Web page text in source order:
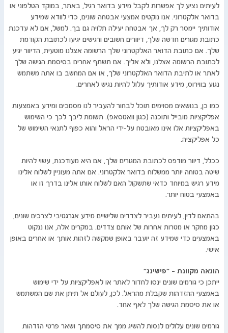
לעיתים נציע לך אפשרות לקבל מידע בדואר רגיל, באתר, במוקד הטלפוני או
בדואר אלקטרוני. אנו נוקטים אמצעי אבטחה שונים, כדי לוודא שמידע
אודותיך יימסר רק לך, אך אבטחה יעילה תלויה גם בך. למשל, אם לא עדכנת
כתובת מגורים חדשה שלך, דיוורים חשובים ורגישים יגיעו לכתובת הקודמת
שלך. אם כתובת הדואר האלקטרוני שלך הרשומה אצלנו מוטעית, הדיוור יגיע
לכתובת הרשומה אצלנו, ולא אליך. אם תשתף אחרים בסיסמת הגישה שלך
לאתר או לתיבת הדואר האלקטרוני שלך, או אם המחשב בו אתה משתמש
נגוע בווירוס, מידע אודותיך עלול להיות נגיש לאחרים.
כמו כן, בנושאים מסוימים תוכל לבחור להעביר לנו מסמכים ומידע באמצעות
אפליקציות מובייל ותוכנה (כגון וואטסאפ). תשומת ליבך לכך כי השימוש
באפליקציות אלו אינו מאובטח על-ידי הראל והוא כפוף לתנאי השימוש של
כל אפליקציה.
ככלל, דיוור מודפס לכתובת המגורים שלך, אם היא מעודכנת, עשוי להיות
שיטה בטוחה יותר ממשלוח בדואר אלקטרוני. אם אתה מעוניין לשלוח אלינו
מידע רגיש במיוחד כדאי שתשקול האם לשלוח אותו אלינו בדרך זו או
באמצעי בטוח יותר.
בהתאם לדין, לעיתים נעביר לצדדים שלישיים מידע אגרגטיבי לצרכים שונים,
כגון מחקר או מטרות אחרות של אותם צדדים. במקרים אלה, אנו ננקוט
באמצעים כדי שמידע זה יועבר באופן שמקשה לזהות אותך או אחרים באופן
אישי.
הונאה מקוונת - "פישינג"
ייתכן כי גורמים שונים ינסו לחדור לאתר או לאפליקציות על ידי שימוש
באמצעי ההזדהות שקבלת מהראל. לכן, לעולם אל תיתן את שם המשתמש
או את סיסמת הגישה שלך לאף אחד.
גורמים שונים עלולים לנסות להשיג ממך את סיסמתך ושאר פרטי הזדהות